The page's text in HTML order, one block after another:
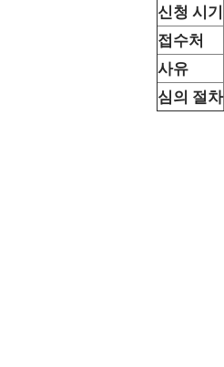
신청 시기
접수처
사유
심의 절차